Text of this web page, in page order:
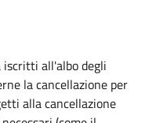
all'albo degli
la cancellazione per
alla cancellazione